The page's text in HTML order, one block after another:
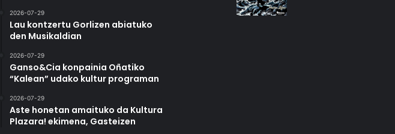
2026-07-29
Lau kontzertu Gorlizen abiatuko
den Musikaldian
2026-07-29
Ganso&Cia konpainia Oñatiko
“Kalean” udako kultur programan
2026-07-29
Aste honetan amaituko da Kultura
Plazara! ekimena, Gasteizen